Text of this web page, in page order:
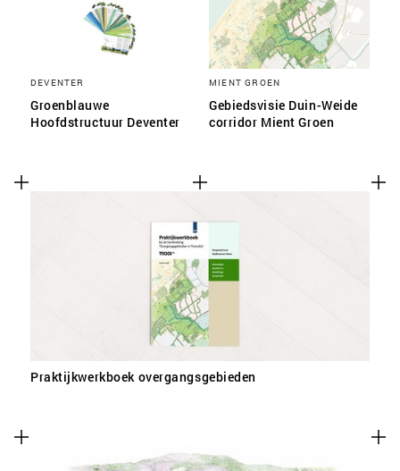
DEVENTER
Groenblauwe
Hoofdstructuur Deventer
MIENT GROEN
Gebiedsvisie Duin-Weide
corridor Mient Groen
Praktijkwerkboek overgangsgebieden